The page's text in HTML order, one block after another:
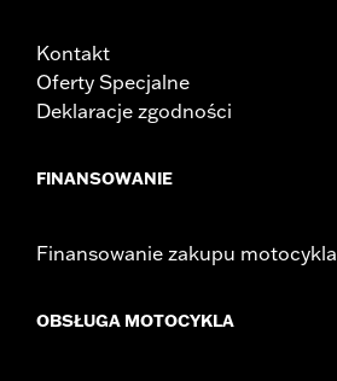
Kontakt
Oferty Specjalne
Deklaracje zgodności
FINANSOWANIE
Finansowanie zakupu motocykla
OBSŁUGA MOTOCYKLA